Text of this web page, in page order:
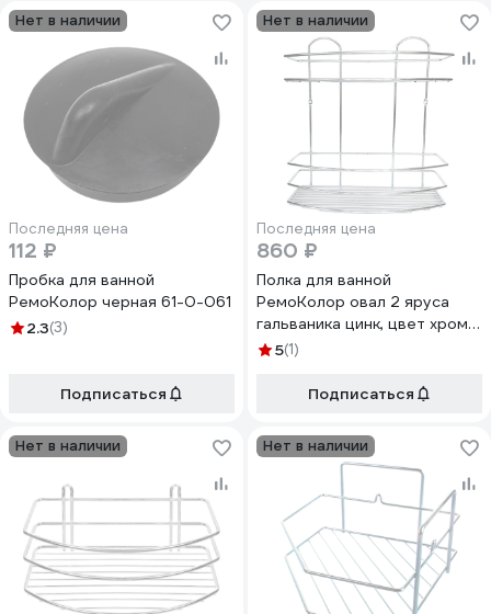
Нет в наличии
Последняя цена
112 ₽
Пробка для ванной
РемоКолор черная 61-0-061
2.3(3)
Подписаться
Нет в наличии
Последняя цена
860 ₽
Полка для ванной
РемоКолор овал 2 яруса
гальваника цинк, цвет хром
67-0-660
5(1)
Подписаться
Нет в наличии Нет в наличии